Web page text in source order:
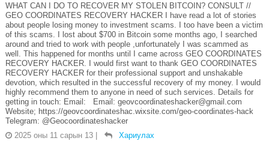
WHAT CAN I DO TO RECOVER MY STOLEN BITCOIN? CONSULT //
GEO COORDINATES RECOVERY HACKER I have read a lot of stories
about people losing money to investment scams. I too have been a victim
of this scams. I lost about $700 in Bitcoin some months ago, I searched
around and tried to work with people ,unfortunately I was scammed as
well. This happened for months until I came across GEO COORDINATES
RECOVERY HACKER. I would first want to thank GEO COORDINATES
RECOVERY HACKER for their professional support and unshakable
devotion, which resulted in the successful recovery of my money. I would
highly recommend them to anyone in need of such services. Details for
getting in touch: Email: Email: geovcoordinateshacker@gmail.com
Website; https://geovcoordinateshac.wixsite.com/geo-coordinates-hack
Telegram: @Geocoordinateshacker
2025 оны 11 сарын 13
Хариулах